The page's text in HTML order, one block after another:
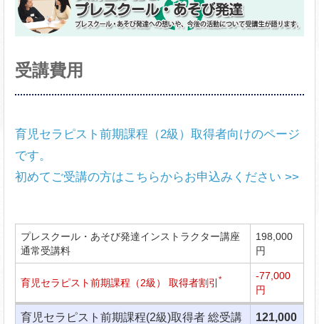
受講費用
育児セラピスト前期課程（2級）取得者向けのページ
です。
初めてご受講の方はこちらからお申込みください >>
プレスクール・あそび発達インストラクター講座
通常受講料
198,000
円
育児セラピスト前期課程（2級） 取得者割引 *
-77,000
円
育児セラピスト前期課程(2級)取得者 総受講
121,000